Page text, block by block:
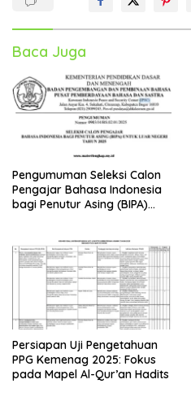
Baca Juga
Pengumuman Seleksi Calon
Pengajar Bahasa Indonesia
bagi Penutur Asing (BIPA)
Persiapan Uji Pengetahuan
PPG Kemenag 2025: Fokus
pada Mapel Al-Qur’an Hadits